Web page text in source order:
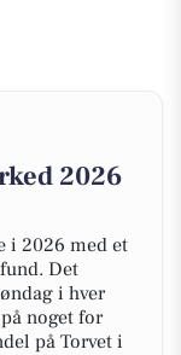
2026
i 2026 med et
Det
i hver
noget for
på Torvet i